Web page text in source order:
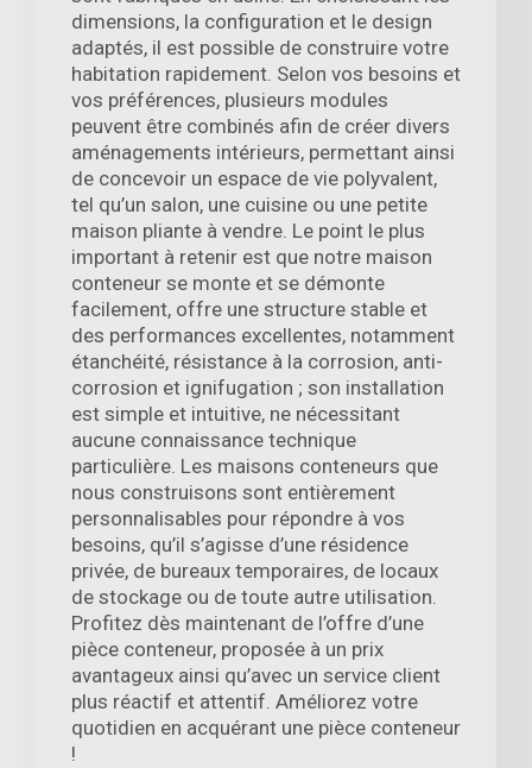
dimensions, la configuration et le design
adaptés, il est possible de construire votre
habitation rapidement. Selon vos besoins et
vos préférences, plusieurs modules
peuvent être combinés afin de créer divers
aménagements intérieurs, permettant ainsi
de concevoir un espace de vie polyvalent,
tel qu’un salon, une cuisine ou une petite
maison pliante à vendre. Le point le plus
important à retenir est que notre maison
conteneur se monte et se démonte
facilement, offre une structure stable et
des performances excellentes, notamment
étanchéité, résistance à la corrosion, anti-
corrosion et ignifugation ; son installation
est simple et intuitive, ne nécessitant
aucune connaissance technique
particulière. Les maisons conteneurs que
nous construisons sont entièrement
personnalisables pour répondre à vos
besoins, qu’il s’agisse d’une résidence
privée, de bureaux temporaires, de locaux
de stockage ou de toute autre utilisation.
Profitez dès maintenant de l’offre d’une
pièce conteneur, proposée à un prix
avantageux ainsi qu’avec un service client
plus réactif et attentif. Améliorez votre
quotidien en acquérant une pièce conteneur
!